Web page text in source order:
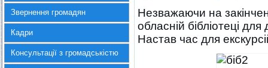
Звернення громадян
Кадри
Консультації з громадськістю
Незважаючи на
обласній бібліотеці
Настав час для